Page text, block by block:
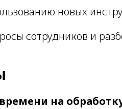
новых
сотрудников и
на